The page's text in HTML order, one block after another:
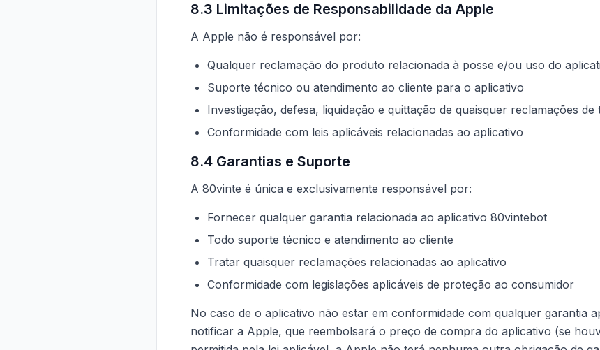
8.3 Limitações de Responsabilidade da Apple
A Apple não é responsável por:
Qualquer reclamação do produto relacionada à posse e/ou uso do
Suporte técnico ou atendimento ao cliente para o aplicativo
Investigação, defesa, liquidação e quittação de quaisquer reclamações de
Conformidade com leis aplicáveis relacionadas ao aplicativo
8.4 Garantias e Suporte
A 80vinte é única e exclusivamente responsável por:
Fornecer qualquer garantia relacionada ao aplicativo 80vintebot
Todo suporte técnico e atendimento ao cliente
Tratar quaisquer reclamações relacionadas ao aplicativo
Conformidade com legislações aplicáveis de proteção ao consumidor
No caso de o aplicativo não estar em conformidade com qualquer garantia
notificar a Apple, que reembolsará o preço de compra do aplicativo (se